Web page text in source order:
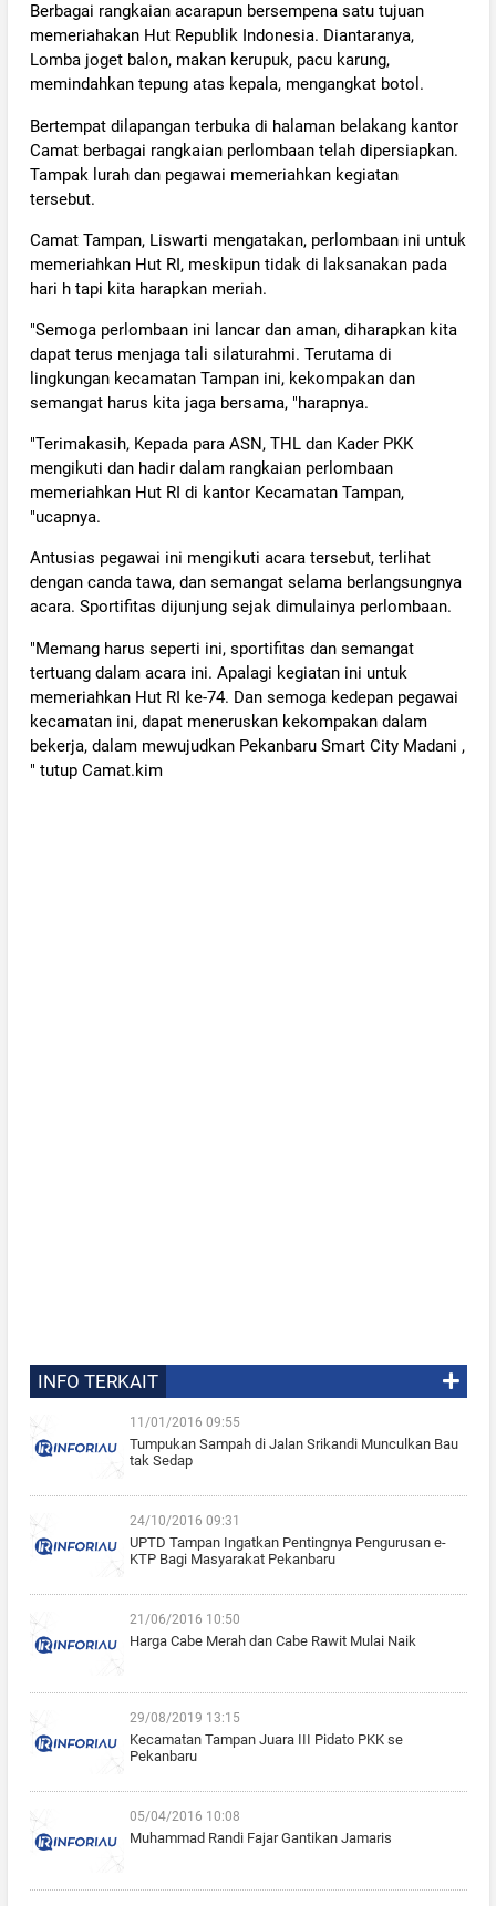
Berbagai rangkaian acarapun bersempena satu tujuan
memeriahakan Hut Republik Indonesia. Diantaranya,
Lomba joget balon, makan kerupuk, pacu karung,
memindahkan tepung atas kepala, mengangkat botol.
Bertempat dilapangan terbuka di halaman belakang kantor
Camat berbagai rangkaian perlombaan telah dipersiapkan.
Tampak lurah dan pegawai memeriahkan kegiatan
tersebut.
Camat Tampan, Liswarti mengatakan, perlombaan ini untuk
memeriahkan Hut RI, meskipun tidak di laksanakan pada
hari h tapi kita harapkan meriah.
"Semoga perlombaan ini lancar dan aman, diharapkan kita
dapat terus menjaga tali silaturahmi. Terutama di
lingkungan kecamatan Tampan ini, kekompakan dan
semangat harus kita jaga bersama, "harapnya.
"Terimakasih, Kepada para ASN, THL dan Kader PKK
mengikuti dan hadir dalam rangkaian perlombaan
memeriahkan Hut RI di kantor Kecamatan Tampan,
"ucapnya.
Antusias pegawai ini mengikuti acara tersebut, terlihat
dengan canda tawa, dan semangat selama berlangsungnya
acara. Sportifitas dijunjung sejak dimulainya perlombaan.
"Memang harus seperti ini, sportifitas dan semangat
tertuang dalam acara ini. Apalagi kegiatan ini untuk
memeriahkan Hut RI ke-74. Dan semoga kedepan pegawai
kecamatan ini, dapat meneruskan kekompakan dalam
bekerja, dalam mewujudkan Pekanbaru Smart City Madani ,
" tutup Camat.kim
INFO TERKAIT
11/01/2016 09:55
Tumpukan Sampah di Jalan Srikandi Munculkan Bau
tak Sedap
24/10/2016 09:31
UPTD Tampan Ingatkan Pentingnya Pengurusan e-
KTP Bagi Masyarakat Pekanbaru
21/06/2016 10:50
Harga Cabe Merah dan Cabe Rawit Mulai Naik
29/08/2019 13:15
Kecamatan Tampan Juara III Pidato PKK se
Pekanbaru
05/04/2016 10:08
Muhammad Randi Fajar Gantikan Jamaris